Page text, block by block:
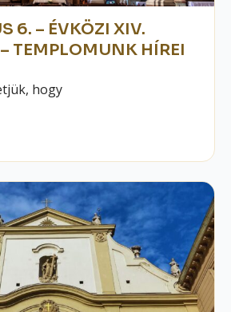
6. – ÉVKÖZI XIV.
TEMPLOMUNK HÍREI
hogy